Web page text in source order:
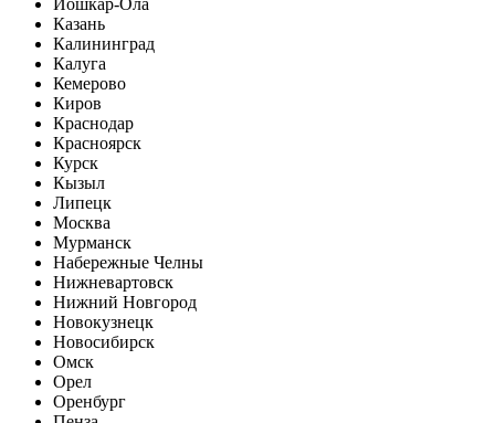
Казань
Калининград
Калуга
Кемерово
Киров
Краснодар
Красноярск
Курск
Кызыл
Липецк
Москва
Мурманск
Набережные Челны
Нижневартовск
Нижний Новгород
Новокузнецк
Новосибирск
Омск
Орел
Оренбург